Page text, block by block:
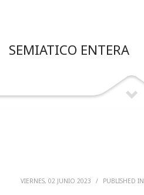
SEMIATICO ENTERA
VIERNES, 02 JUNIO 2023 / PUBLISHED IN